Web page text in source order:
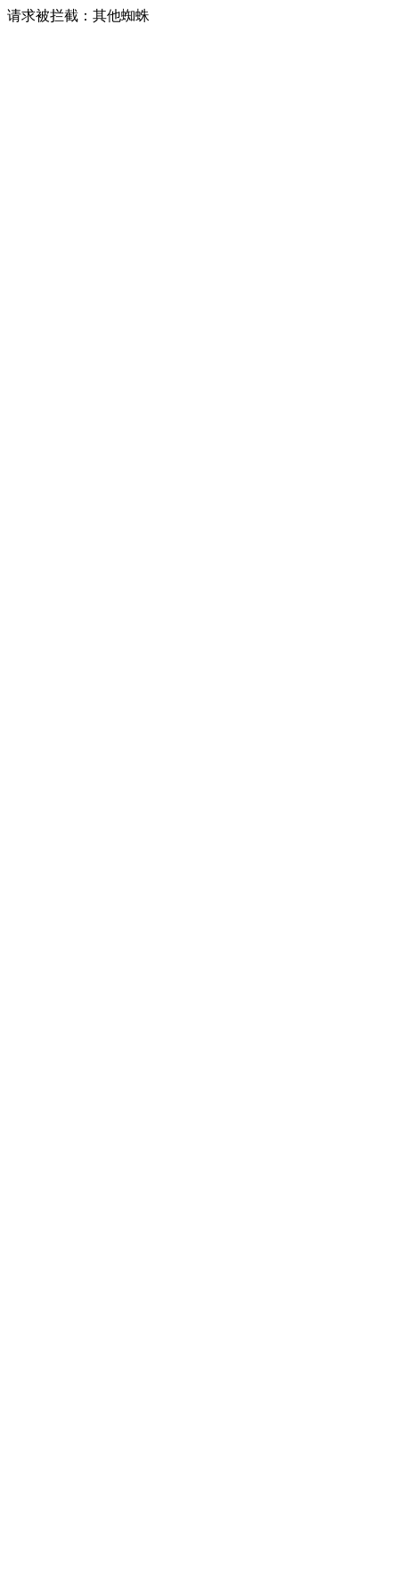
请求被拦截：其他蜘蛛